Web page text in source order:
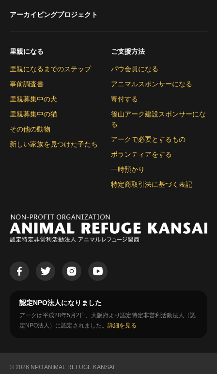
アーカイビングプロジェクト
里親になる
里親になるまでのステップ
事前調査書
里親募集中の犬
里親募集中の猫
その他の動物
新しい家族を見つけた子たち
ご支援方法
パウ会員になる
アニマルスポンサーになる
寄付する
篠山アーク建設スポンサーにな
る
アークで必要とするもの
ボランティアをする
一時預かり
特定商取引法に基づく表記
認定NPO法人になりました
アークは平成28年5月2日、大阪府より認定特定非営利活動法人（認
定NPO法人）に認定されました。 詳細を見る
© 2026 NPO ANIMAL REFUGE KANSAI